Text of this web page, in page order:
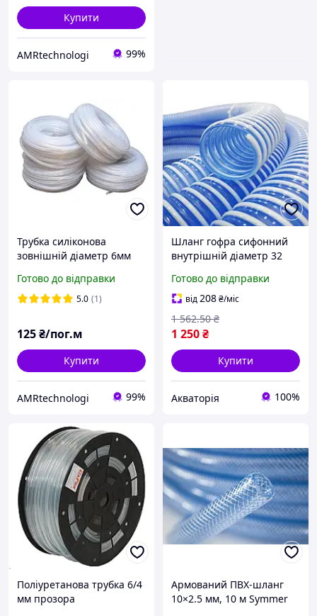
Купити
AMRtechnologi 99%
Трубка силіконова
зовнішній діаметр 6мм
прозора 2TSLKH000
Готово до відправки
5.0 (1)
125₴/пог.м
Купити
AMRtechnologi 99%
Шланг гофра сифонний
внутрішній діаметр 32
Plastik)
Готово до відправки
від208₴/міс
1 250₴
1 562.50 ₴
Купити
Акваторія 100%
Поліуретанова трубка 6/4
мм прозора
Армований ПВХ-шланг
10×2.5 мм, 10 м Symmer